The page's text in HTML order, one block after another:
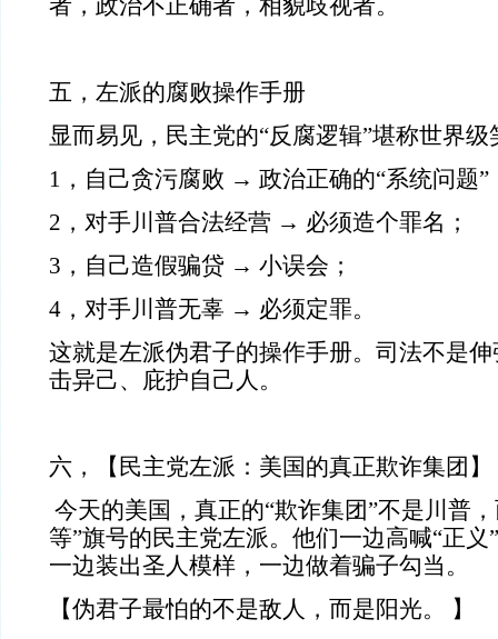
者，政治不正确者，相貌歧视者。
五，左派的腐败操作手册
显而易见，民主党的“反腐逻辑”堪称世界级
1，自己贪污腐败 → 政治正确的“系统问题”
2，对手川普合法经营 → 必须造个罪名；
3，自己造假骗贷 → 小误会；
4，对手川普无辜 → 必须定罪。
这就是左派伪君子的操作手册。司法不是
击异己、庇护自己人。
六，【民主党左派：美国的真正欺诈集团】
今天的美国，真正的“欺诈集团”不是川普
等”旗号的民主党左派。他们一边高喊“正义
一边装出圣人模样，一边做着骗子勾当。
【伪君子最怕的不是敌人，而是阳光。 】